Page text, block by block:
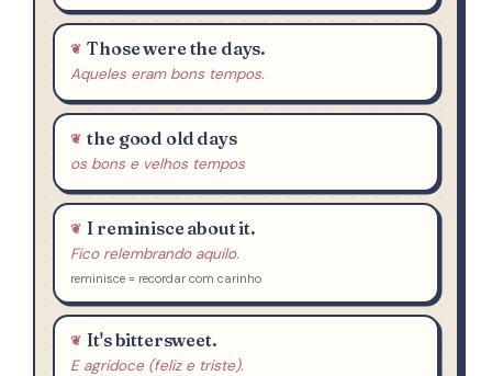
Those were the days.
Aqueles eram bons tempos.
the good old days
os bons e velhos tempos
I reminisce about it.
Fico relembrando aquilo.
reminisce = recordar com carinho
It's bittersweet.
E agridoce (feliz e triste).